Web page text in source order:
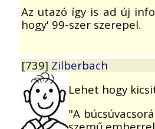
Az utazó így is ad új
hogy' 99-szer szerepel.
[739] Zilberbach
Lehet hogy
"A